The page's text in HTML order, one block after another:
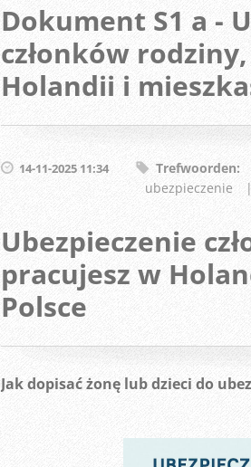
Dokument S1 a -
członków
Holandii i
14-11-2025 11:34 Trefwoorden:
ubezpieczenie
|
Ubezpieczenie
pracujesz w
Polsce
Jak dopisać żonę lub dzieci do